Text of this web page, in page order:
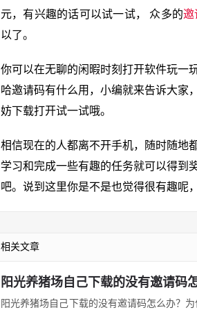
元，有兴趣的话可以试一试， 众多的邀
以了。
你可以在无聊的闲暇时刻打开软件玩一
哈邀请码有什么用，小编就来告诉大家
妨下载打开试一试哦。
相信现在的人都离不开手机，随时随地
学习和完成一些有趣的任务就可以得到
吧。说到这里你是不是也觉得很有趣呢
相关文章
阳光养猪场自己下载的没有邀请码
阳光养猪场自己下载的没有邀请码怎么办？